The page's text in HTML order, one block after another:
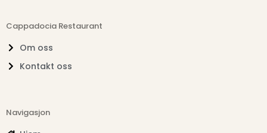
Cappadocia Restaurant
Om oss
Kontakt oss
Navigasjon